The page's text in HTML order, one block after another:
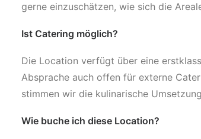
gerne einzuschätzen, wie sich die
Ist Catering möglich?
Die Location verfügt über eine
Absprache auch offen für externe
stimmen wir die kulinarische
Wie buche ich diese Location?